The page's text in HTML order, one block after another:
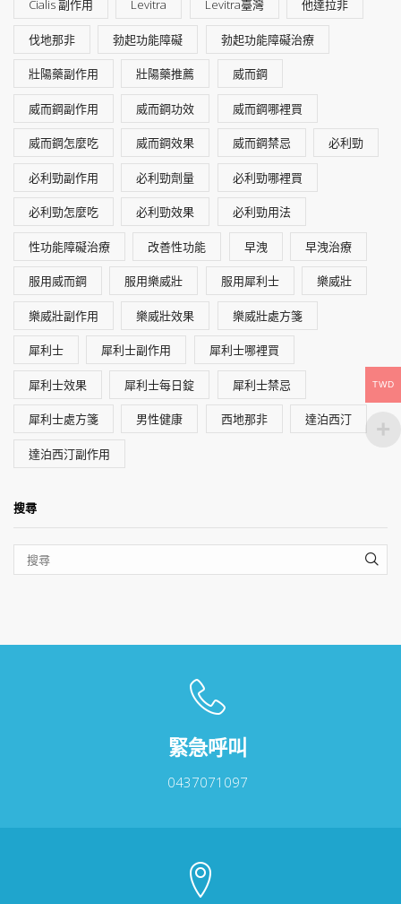
Cialis 副作用 Levitra Levitra臺灣 他達拉非
伐地那非 勃起功能障礙 勃起功能障礙治療
壯陽藥副作用 壯陽藥推薦 威而鋼
威而鋼副作用 威而鋼功效 威而鋼哪裡買
威而鋼怎麼吃 威而鋼效果 威而鋼禁忌 必利勁
必利勁副作用 必利勁劑量 必利勁哪裡買
必利勁怎麼吃 必利勁效果 必利勁用法
性功能障礙治療 改善性功能 早洩 早洩治療
服用威而鋼 服用樂威壯 服用犀利士 樂威壯
樂威壯副作用 樂威壯效果 樂威壯處方箋
犀利士 犀利士副作用 犀利士哪裡買
犀利士效果 犀利士每日錠 犀利士禁忌
犀利士處方箋 男性健康 西地那非 達泊西汀
達泊西汀副作用
搜尋
緊急呼叫
0437071097
TWD